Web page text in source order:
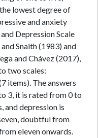
lowest degree of
and anxiety
Depression Scale
Snaith (1983) and
and Chávez (2017),
two scales:
items). The answers
3, it is rated from 0 to
and depression is
doubtful from
eleven onwards.